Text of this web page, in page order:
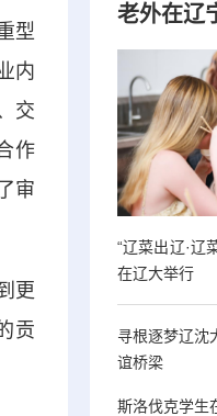
型
内
交
作
审
更
贡
老外在辽
“辽菜出辽·辽
在辽大举行
寻根逐梦辽沈
谊桥梁
斯洛伐克学生